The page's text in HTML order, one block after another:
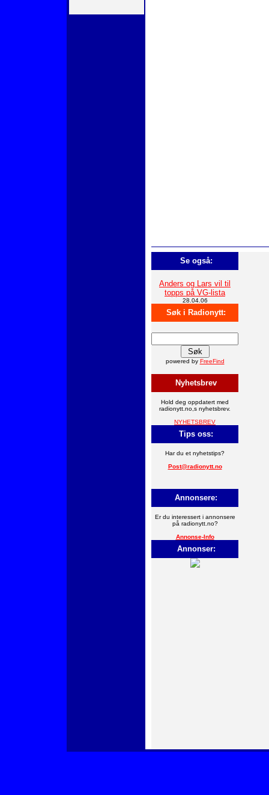
Se også:
Anders og Lars vil til
topps på VG-lista
28.04.06
Søk i Radionytt:
powered by FreeFind
Nyhetsbrev
Hold deg oppdatert med
radionytt.no,s nyhetsbrev.
NYHETSBREV
Tips oss:
Har du et nyhetstips?
Post@radionytt.no
Annonsere:
Er du interessert i annonsere
på radionytt.no?
Annonse-Info
Annonser: